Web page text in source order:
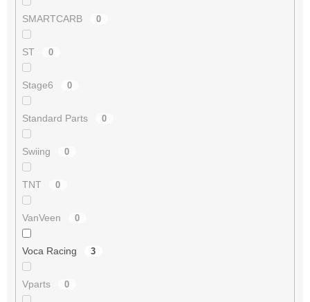
SMARTCARB 0
ST 0
Stage6 0
Standard Parts 0
Swiing 0
TNT 0
VanVeen 0
Voca Racing 3
Vparts 0